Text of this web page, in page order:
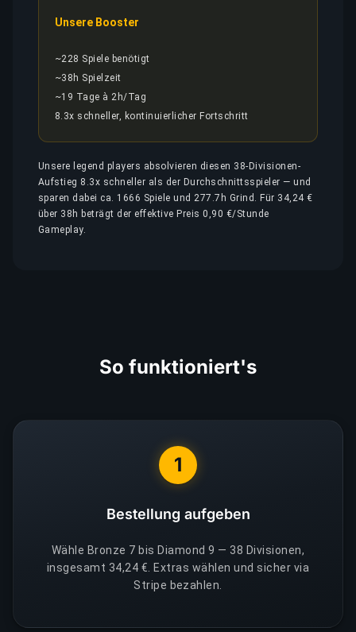
Unsere Booster
~228 Spiele benötigt
~38h Spielzeit
~19 Tage à 2h/Tag
8.3x schneller, kontinuierlicher Fortschritt
Unsere legend players absolvieren diesen 38-Divisionen-
Aufstieg 8.3x schneller als der Durchschnittsspieler — und
sparen dabei ca. 1666 Spiele und 277.7h Grind. Für 34,24 €
über 38h beträgt der effektive Preis 0,90 €/Stunde
Gameplay.
So funktioniert's
1
Bestellung aufgeben
Wähle Bronze 7 bis Diamond 9 — 38 Divisionen,
insgesamt 34,24 €. Extras wählen und sicher via
Stripe bezahlen.